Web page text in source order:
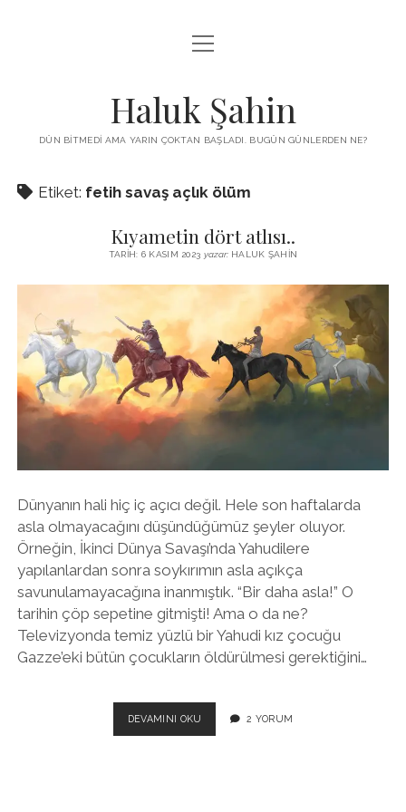
KUTUP YILDIZI
MENDIREK YAZILARI
ADA
İYI YAŞAM VE MUTLULUK ÜZERINE
PROGRAMLAR
BIZ KIMIZ?
MED 532 SPRING ‘25
YAZMADAN EDEMEDIM
HABERLER / NEWS
twitterfacebook
menüyü
aç
Haluk Şahin
DÜN BITMEDI AMA YARIN ÇOKTAN BAŞLADI. BUGÜN GÜNLERDEN NE?
Etiket: fetih savaş açlık ölüm
Kıyametin dört atlısı..
TARIH: 6 KASIM 2023 yazar:HALUK ŞAHIN
Dünyanın hali hiç iç açıcı değil. Hele son haftalarda
asla olmayacağını düşündüğümüz şeyler oluyor.
Örneğin, İkinci Dünya Savaşı’nda Yahudilere
yapılanlardan sonra soykırımın asla açıkça
savunulamayacağına inanmıştık. “Bir daha asla!” O
tarihin çöp sepetine gitmişti! Ama o da ne?
Televizyonda temiz yüzlü bir Yahudi kız çocuğu
Gazze’eki bütün çocukların öldürülmesi gerektiğini…
DEVAMINI OKU KIYAMETIN
DÖRT
2 YORUM